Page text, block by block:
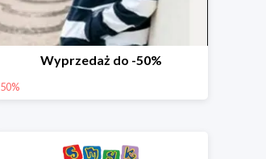
Wyprzedaż do -50%
50%